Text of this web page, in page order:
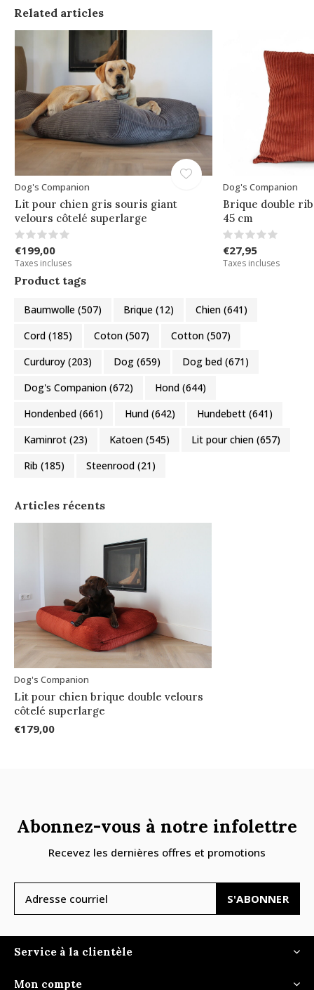
Related articles
Dog's Companion
Lit pour chien gris souris giant
velours côtelé superlarge
€199,00
Taxes incluses
Dog's Companion
Brique double
45 cm
€27,95
Taxes incluses
Product tags
Baumwolle (507) Brique (12) Chien (641)
Cord (185) Coton (507) Cotton (507)
Curduroy (203) Dog (659) Dog bed (671)
Dog's Companion (672) Hond (644)
Hondenbed (661) Hund (642) Hundebett (641)
Kaminrot (23) Katoen (545) Lit pour chien (657)
Rib (185) Steenrood (21)
Articles récents
Dog's Companion
Lit pour chien brique double velours
côtelé superlarge
€179,00
Abonnez-vous à notre infolettre
Recevez les dernières offres et promotions
S'ABONNER
Service à la clientèle
Mon compte